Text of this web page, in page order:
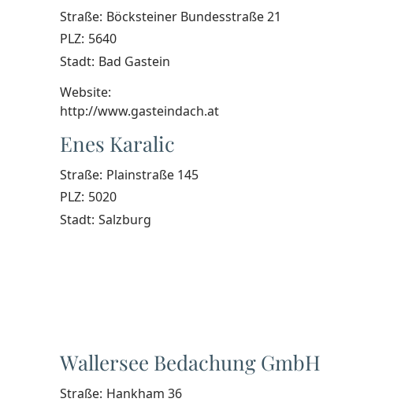
Straße: Böcksteiner Bundesstraße 21
PLZ: 5640
Stadt: Bad Gastein
Website:
http://www.gasteindach.at
Enes Karalic
Straße: Plainstraße 145
PLZ: 5020
Stadt: Salzburg
Wallersee Bedachung GmbH
Straße: Hankham 36